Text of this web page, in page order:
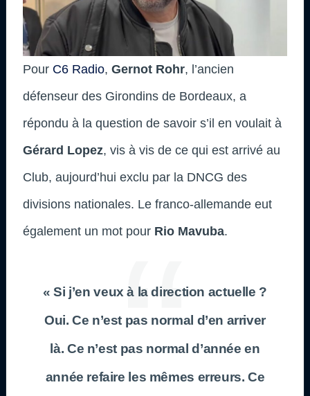
Pour C6 Radio, Gernot Rohr, l’ancien
défenseur des Girondins de Bordeaux, a
répondu à la question de savoir s’il en voulait à
Gérard Lopez, vis à vis de ce qui est arrivé au
Club, aujourd’hui exclu par la DNCG des
divisions nationales. Le franco-allemande eut
également un mot pour Rio Mavuba.
« Si j’en veux à la direction actuelle ?
Oui. Ce n’est pas normal d’en arriver
là. Ce n’est pas normal d’année en
année refaire les mêmes erreurs. Ce